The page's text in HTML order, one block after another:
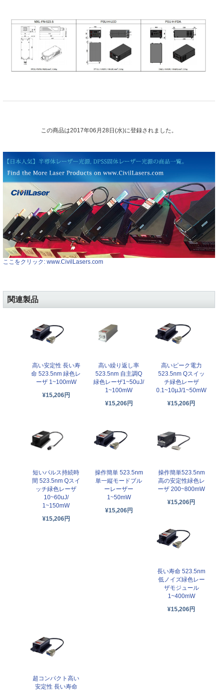
この商品は2017年06月28日(水)に登録されました。
ここをクリック: www.CivilLasers.com
関連製品
高い安定性 長い寿
命 523.5nm 緑色レ
ーザ 1~100mW
¥15,206円
高い繰り返し率
523.5nm 自主調Q
緑色レーザ1~50uJ/
1~100mW
¥15,206円
高いピーク電力
523.5nm Qスイッ
チ緑色レーザ
0.1~10µJ/1~50mW
¥15,206円
短いパルス持続時
間 523.5nm Qスイ
ッチ緑色レーザ
10~60uJ/
1~150mW
¥15,206円
操作簡単 523.5nm
単一縦モードブル
ーレーザー
1~50mW
¥15,206円
操作簡単523.5nm
高の安定性緑色レ
ーザ 200~800mW
¥15,206円
長い寿命 523.5nm
低ノイズ緑色レー
ザモジュール
1~400mW
¥15,206円
超コンパクト高い
安定性 長い寿命